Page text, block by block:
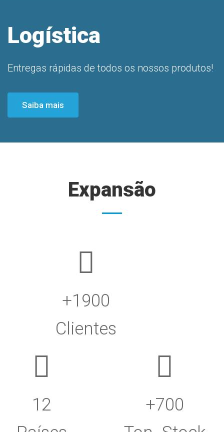
Logística
Entregas rápidas de todos os nossos produtos!
Saiba mais
Expansão
+1900
Clientes
12
+700